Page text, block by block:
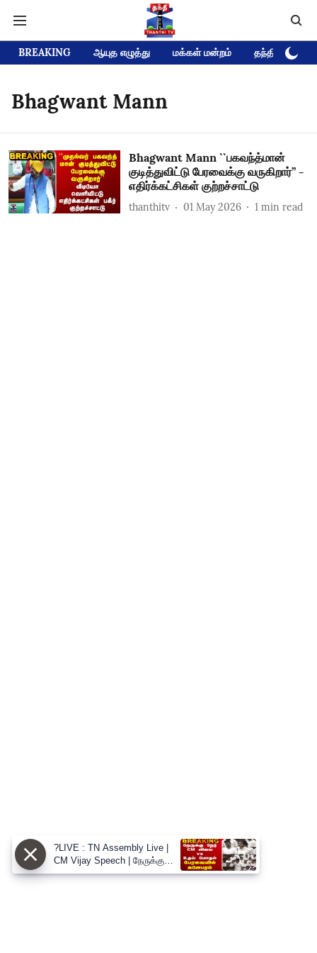
BREAKING ஆயுத எழுத்து மக்கள் மன்றம் தந்தி டிவி
Bhagwant Mann
Bhagwant Mann ``பகவந்த்மான்
குடித்துவிட்டு பேரவைக்கு வருகிறார்’’ -
எதிர்க்கட்சிகள் குற்றச்சாட்டு
thanthitv 01 May 2026 1 min read
?LIVE : TN Assembly Live |
CM Vijay Speech | நேருக்கு
நேர் CM விஜய் vs உதய் மோதல்